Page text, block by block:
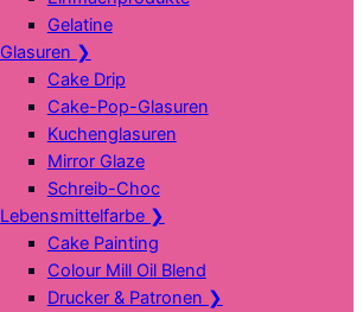
Gelatine
Glasuren ❯
Cake Drip
Cake-Pop-Glasuren
Kuchenglasuren
Mirror Glaze
Schreib-Choc
Lebensmittelfarbe ❯
Cake Painting
Colour Mill Oil Blend
Drucker & Patronen ❯